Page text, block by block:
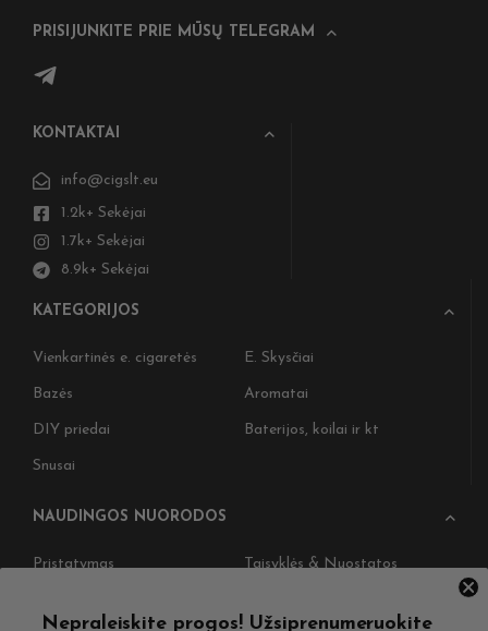
PRISIJUNKITE PRIE MŪSŲ TELEGRAM
KONTAKTAI
info@cigslt.eu
1.2k+ Sekėjai
1.7k+ Sekėjai
8.9k+ Sekėjai
KATEGORIJOS
Vienkartinės e. cigaretės E. Skysčiai
Bazės Aromatai
DIY priedai Baterijos, koilai ir kt
Snusai
NAUDINGOS NUORODOS
Pristatymas Taisyklės & Nuostatos
Nepraleiskite progos! Užsiprenumeruokite